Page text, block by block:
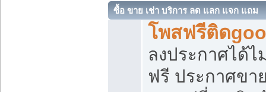
ซื้อ ขาย เช่า บริการ ลด แลก แจก แถม
โพสฟรีติด
ลงประกาศได้
ฟรี ประกาศข